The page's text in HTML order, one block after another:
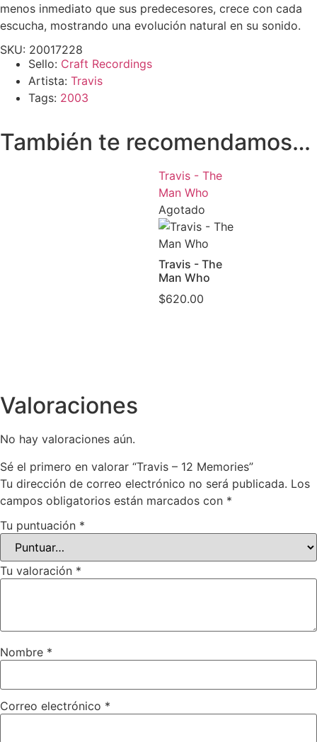
menos inmediato que sus predecesores, crece con cada
escucha, mostrando una evolución natural en su sonido.
SKU: 20017228
Sello: Craft Recordings
Artista: Travis
Tags: 2003
También te recomendamos…
Travis - The
Man Who
Agotado
Travis - The
Man Who
$620.00
Valoraciones
No hay valoraciones aún.
Sé el primero en valorar “Travis – 12 Memories”
Tu dirección de correo electrónico no será publicada. Los
campos obligatorios están marcados con *
Tu puntuación *
Tu valoración *
Nombre *
Correo electrónico *